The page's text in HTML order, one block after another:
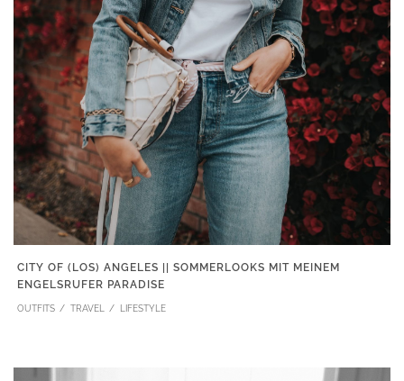
CITY OF (LOS) ANGELES || SOMMERLOOKS MIT MEINEM
ENGELSRUFER PARADISE
OUTFITS TRAVEL LIFESTYLE